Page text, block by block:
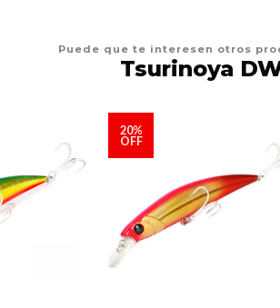
Puede que te interesen otros
Tsurinoya
20%
OFF